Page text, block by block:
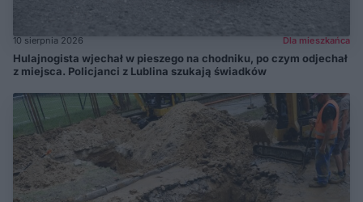
10 sierpnia 2026 Dla mieszkańca
Hulajnogista wjechał w pieszego na chodniku, po czym odjechał
z miejsca. Policjanci z Lublina szukają świadków